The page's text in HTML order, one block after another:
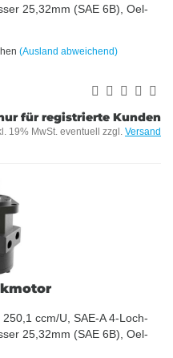
25,32mm (SAE 6B), Oel-
(Ausland abweichend)
für registrierte Kunden
19% MwSt. eventuell zzgl. Versand
ccm/U, SAE-A 4-Loch-
25,32mm (SAE 6B), Oel-